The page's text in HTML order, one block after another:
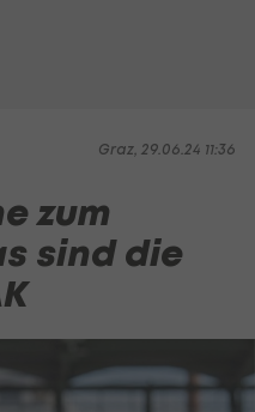
Graz, 29.06.24 11:36
zum
sind die